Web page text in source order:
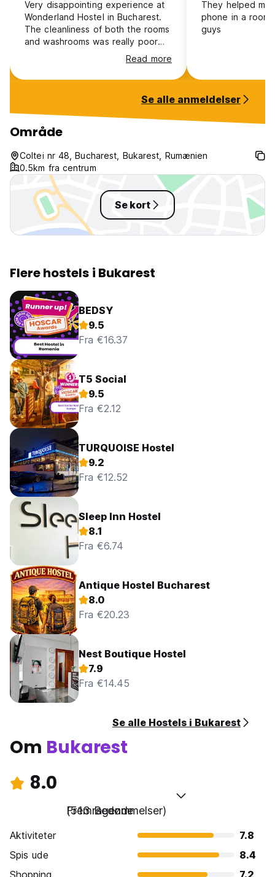
Very disappointing experience at
Wonderland Hostel in Bucharest.
The cleanliness of both the rooms
and washrooms was really poor
biggest issues was safety there
were no locker keys available
which meant I had no secure
place to keep my belongings. The
pillows were uncomfortable and
had a bad smell, the rooms had
almost no ventilation, and there
was no AC which made it very
uncomfortable. There were also
not enough plug points.
Read more
They helped me
phone in a
guys
Se alle anmeldelser
Område
Coltei nr 48, Bucharest, Bukarest, Rumænien
0.5km fra centrum
Se kort
Flere hostels i Bukarest
BEDSY
9.5
Fra €16.37
T5 Social
9.5
Fra €2.12
TURQUOISE Hostel
9.2
Fra €12.52
Sleep Inn Hostel
8.1
Fra €6.74
Antique Hostel Bucharest
8.0
Fra €20.23
Nest Boutique Hostel
7.9
Fra €14.45
Se alle Hostels i Bukarest
Om Bukarest
8.0
Fremragende
(513 Bedømmelser)
Aktiviteter
7.8
Spis ude
8.4